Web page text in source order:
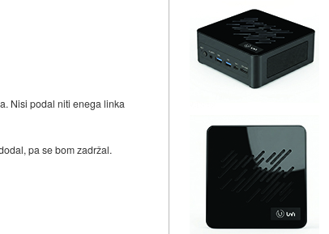
Nisi podal niti enega linka
pa se bom zadržal.